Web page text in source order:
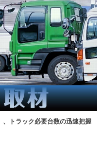
、トラック必要台数の迅速把握